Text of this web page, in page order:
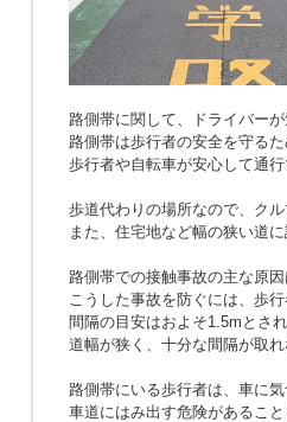
路側帯に関して、ドライバーが
路側帯は歩行者の安全を守る
歩行者や自転車が安心して通
歩道代わりの場所なので、ク
また、住宅地など幅の狭い道
路側帯での接触事故の主な原
こうした事故を防ぐには、歩
間隔の目安はおよそ1.5mとされ
道幅が狭く、十分な間隔が取
路側帯にいる歩行者は、車に気
車道にはみ出す危険があるこ